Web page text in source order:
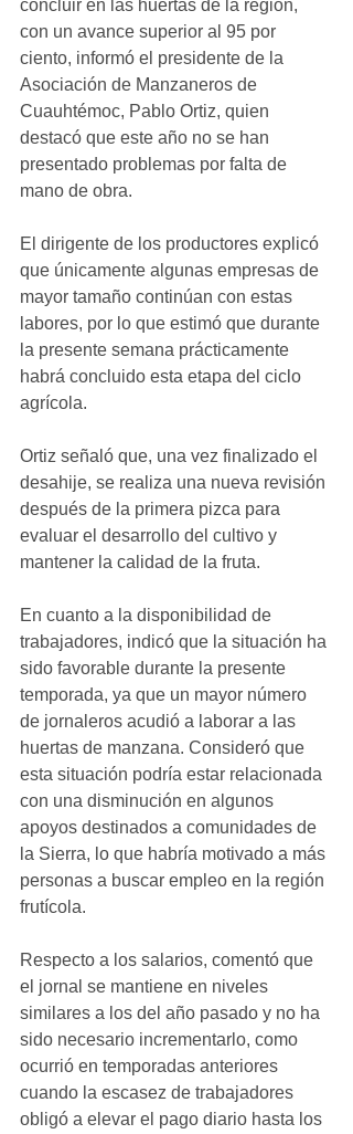
concluir en las huertas de la región,
con un avance superior al 95 por
ciento, informó el presidente de la
Asociación de Manzaneros de
Cuauhtémoc, Pablo Ortiz, quien
destacó que este año no se han
presentado problemas por falta de
mano de obra.
El dirigente de los productores explicó
que únicamente algunas empresas de
mayor tamaño continúan con estas
labores, por lo que estimó que durante
la presente semana prácticamente
habrá concluido esta etapa del ciclo
agrícola.
Ortiz señaló que, una vez finalizado el
desahije, se realiza una nueva revisión
después de la primera pizca para
evaluar el desarrollo del cultivo y
mantener la calidad de la fruta.
En cuanto a la disponibilidad de
trabajadores, indicó que la situación ha
sido favorable durante la presente
temporada, ya que un mayor número
de jornaleros acudió a laborar a las
huertas de manzana. Consideró que
esta situación podría estar relacionada
con una disminución en algunos
apoyos destinados a comunidades de
la Sierra, lo que habría motivado a más
personas a buscar empleo en la región
frutícola.
Respecto a los salarios, comentó que
el jornal se mantiene en niveles
similares a los del año pasado y no ha
sido necesario incrementarlo, como
ocurrió en temporadas anteriores
cuando la escasez de trabajadores
obligó a elevar el pago diario hasta los